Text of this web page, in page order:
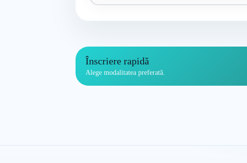
Înscriere rapidă
Alege modalitatea preferată.